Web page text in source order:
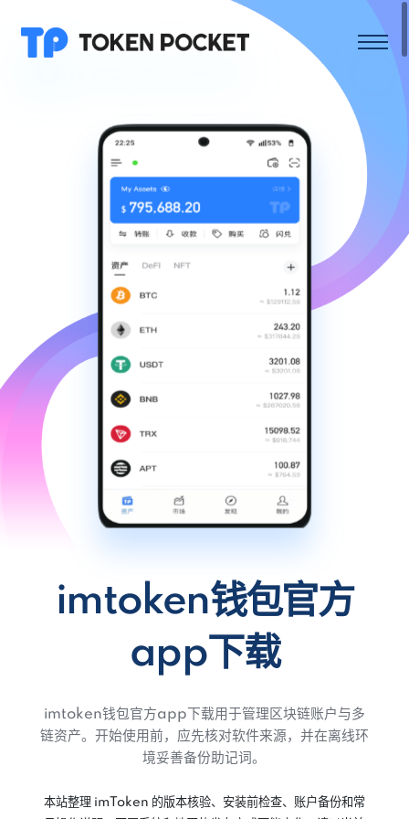
imtoken钱包官方
app下载
imtoken钱包官方app下载用于管理区块链账户与多
链资产。开始使用前，应先核对软件来源，并在离线环
境妥善备份助记词。
本站整理 imToken 的版本核验、安装前检查、账户备份和常